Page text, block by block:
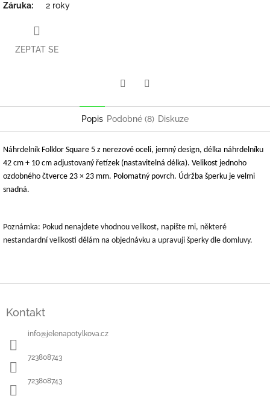
Záruka: 2 roky
ZEPTAT SE
Popis Podobné (8) Diskuze
Náhrdelník Folklor Square 5 z nerezové oceli, jemný design, délka náhrdelníku
42 cm + 10 cm adjustovaný řetízek (nastavitelná délka). Velikost jednoho
ozdobného čtverce 23 × 23 mm. Polomatný povrch. Údržba šperku je velmi
snadná.
Poznámka: Pokud nenajdete vhodnou velikost, napište mi, některé
nestandardní velikosti dělám na objednávku a upravuji šperky dle domluvy.
Kontakt
info@jelenapotylkova.cz
723808743
723808743